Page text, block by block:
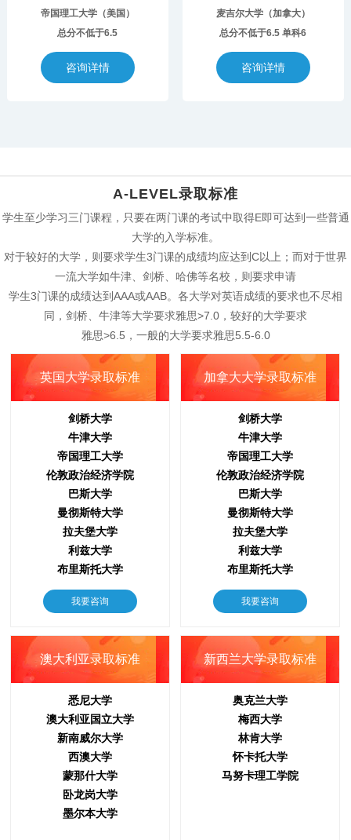
帝国理工大学（美国）
总分不低于6.5
咨询详情
麦吉尔大学（加拿大）
总分不低于6.5 单科6
咨询详情
A-LEVEL录取标准
学生至少学习三门课程，只要在两门课的考试中取得E即可达到一些普通
大学的入学标准。
对于较好的大学，则要求学生3门课的成绩均应达到C以上；而对于世界
一流大学如牛津、剑桥、哈佛等名校，则要求申请
学生3门课的成绩达到AAA或AAB。各大学对英语成绩的要求也不尽相
同，剑桥、牛津等大学要求雅思>7.0，较好的大学要求
雅思>6.5，一般的大学要求雅思5.5-6.0
英国大学录取标准
剑桥大学
牛津大学
帝国理工大学
伦敦政治经济学院
巴斯大学
曼彻斯特大学
拉夫堡大学
利兹大学
布里斯托大学
我要咨询
加拿大大学录取标准
剑桥大学
牛津大学
帝国理工大学
伦敦政治经济学院
巴斯大学
曼彻斯特大学
拉夫堡大学
利兹大学
布里斯托大学
我要咨询
澳大利亚录取标准
悉尼大学
澳大利亚国立大学
新南威尔大学
西澳大学
蒙那什大学
卧龙岗大学
墨尔本大学
新西兰大学录取标准
奥克兰大学
梅西大学
林肯大学
怀卡托大学
马努卡理工学院